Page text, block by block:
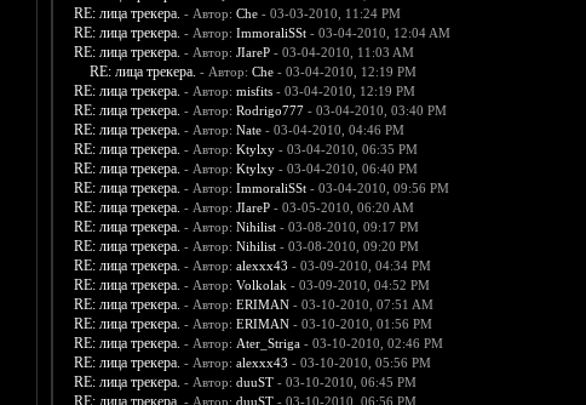
RE: лица трекера. - Автор: Che- 03-03-2010, 11:24 PM
RE: лица трекера. - Автор: ImmoraliSSt- 03-04-2010, 12:04 AM
RE: лица трекера. - Автор: JIareP- 03-04-2010, 11:03 AM
RE: лица трекера. - Автор: Che- 03-04-2010, 12:19 PM
RE: лица трекера. - Автор: misfits- 03-04-2010, 12:19 PM
RE: лица трекера. - Автор: Rodrigo777- 03-04-2010, 03:40 PM
RE: лица трекера. - Автор: Nate- 03-04-2010, 04:46 PM
RE: лица трекера. - Автор: Ktylxy- 03-04-2010, 06:35 PM
RE: лица трекера. - Автор: Ktylxy- 03-04-2010, 06:40 PM
RE: лица трекера. - Автор: ImmoraliSSt- 03-04-2010, 09:56 PM
RE: лица трекера. - Автор: JIareP- 03-05-2010, 06:20 AM
RE: лица трекера. - Автор: Nihilist- 03-08-2010, 09:17 PM
RE: лица трекера. - Автор: Nihilist- 03-08-2010, 09:20 PM
RE: лица трекера. - Автор: alexxx43 - 03-09-2010, 04:34 PM
RE: лица трекера. - Автор: Volkolak - 03-09-2010, 04:52 PM
RE: лица трекера. - Автор: ERIMAN- 03-10-2010, 07:51 AM
RE: лица трекера. - Автор: ERIMAN- 03-10-2010, 01:56 PM
RE: лица трекера. - Автор: Ater_Striga- 03-10-2010, 02:46 PM
RE: лица трекера. - Автор: alexxx43 - 03-10-2010, 05:56 PM
RE: лица трекера. - Автор: duuST- 03-10-2010, 06:45 PM
RE: лица трекера. - Автор: duuST- 03-10-2010, 06:56 PM